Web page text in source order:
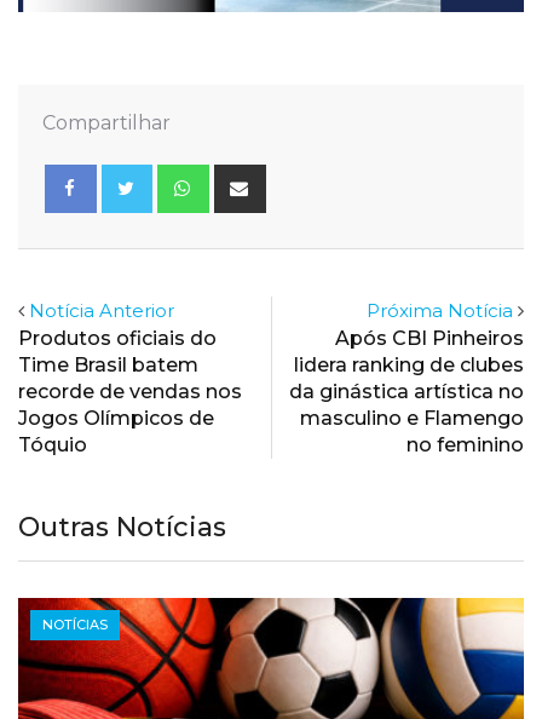
Compartilhar
Whatsapp
Notícia Anterior
Produtos oficiais do
Time Brasil batem
recorde de vendas nos
Jogos Olímpicos de
Tóquio
Próxima Notícia
Após CBI Pinheiros
lidera ranking de clubes
da ginástica artística no
masculino e Flamengo
no feminino
Outras Notícias
NOTÍCIAS